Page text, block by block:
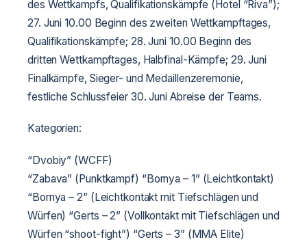
des Wettkampfs, Qualifikationskämpfe (Hotel “Riva”);
27. Juni 10.00 Beginn des zweiten Wettkampftages,
Qualifikationskämpfe; 28. Juni 10.00 Beginn des
dritten Wettkampftages, Halbfinal-Kämpfe; 29. Juni
Finalkämpfe, Sieger- und Medaillenzeremonie,
festliche Schlussfeier30. Juni Abreise der Teams.
Kategorien:
“Dvobiy” (WCFF)
“Zabava” (Punktkampf) “Bornya – 1” (Leichtkontakt)
“Bornya – 2” (Leichtkontakt mit Tiefschlägen und
Würfen) “Gerts – 2” (Vollkontakt mit Tiefschlägen und
Würfen “shoot-fight”) “Gerts – 3” (MMA Elite)